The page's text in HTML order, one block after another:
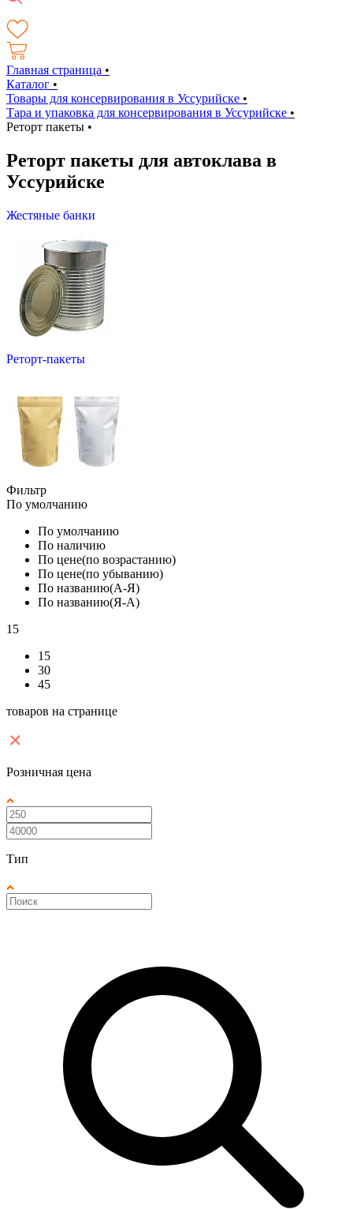
Главная страница •
Каталог •
Товары для консервирования в Уссурийске •
Тара и упаковка для консервирования в Уссурийске •
Реторт пакеты •
Реторт пакеты для автоклава в
Уссурийске
Жестяные банки
Реторт-пакеты
Фильтр
По умолчанию
По умолчанию
По наличию
По цене(по возрастанию)
По цене(по убыванию)
По названию(А-Я)
По названию(Я-А)
15
15
30
45
товаров на странице
Розничная цена
Тип